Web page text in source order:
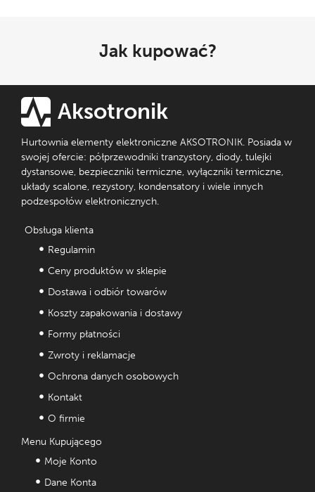
Jak kupować?
Aksotronik
Hurtownia elementy elektroniczne AKSOTRONIK. Posiada w
swojej ofercie: półprzewodniki tranzystory, diody, tulejki
dystansowe, bezpieczniki termiczne, wyłączniki termiczne,
układy scalone, rezystory, kondensatory i wiele innych
podzespołów elektronicznych.
Obsługa klienta
Regulamin
Ceny produktów w sklepie
Dostawa i odbiór towarów
Koszty zapakowania i dostawy
Formy płatności
Zwroty i reklamacje
Ochrona danych osobowych
Kontakt
O firmie
Menu Kupującego
Moje Konto
Dane Konta